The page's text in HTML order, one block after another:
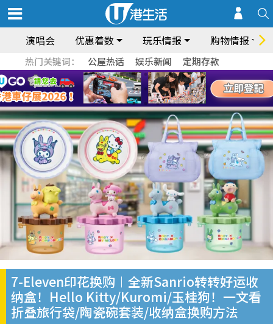
演唱会 优惠着数 玩乐情报 购物情报
热门关键词： 公屋热话 娱乐新闻 定期存款
7-Eleven印花换购︱全新Sanrio转转好运收
纳盒！Hello Kitty/Kuromi/玉桂狗！一文看
折叠旅行袋/陶瓷碗套装/收纳盒换购方法